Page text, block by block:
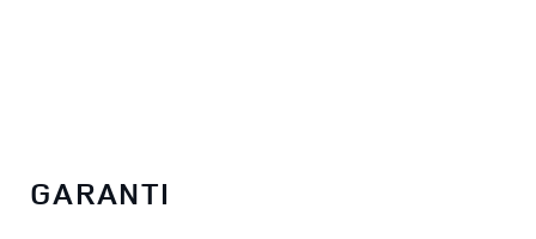
GARANTI